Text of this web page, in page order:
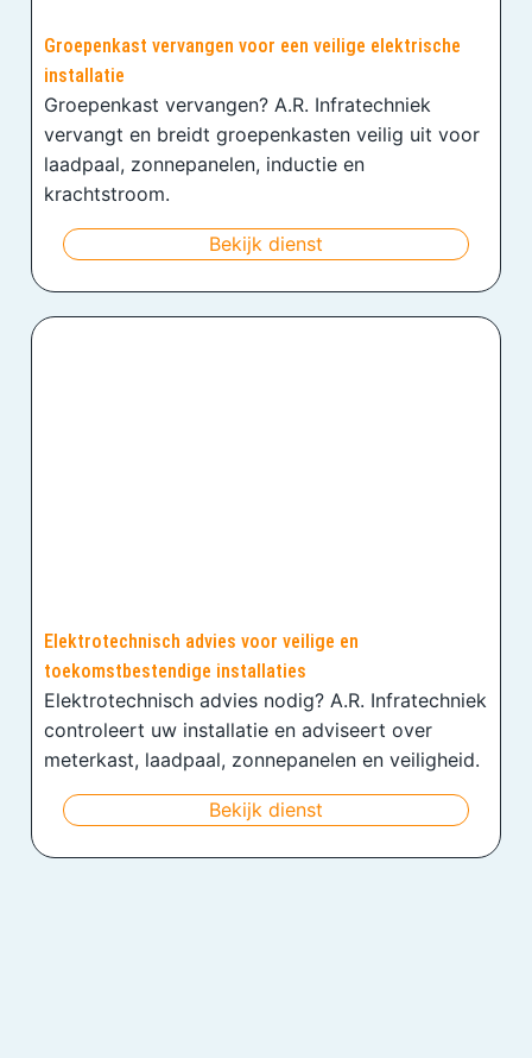
Groepenkast vervangen voor een veilige elektrische
installatie
Groepenkast vervangen? A.R. Infratechniek
vervangt en breidt groepenkasten veilig uit voor
laadpaal, zonnepanelen, inductie en
krachtstroom.
Bekijk dienst
Elektrotechnisch advies voor veilige en
toekomstbestendige installaties
Elektrotechnisch advies nodig? A.R. Infratechniek
controleert uw installatie en adviseert over
meterkast, laadpaal, zonnepanelen en veiligheid.
Bekijk dienst